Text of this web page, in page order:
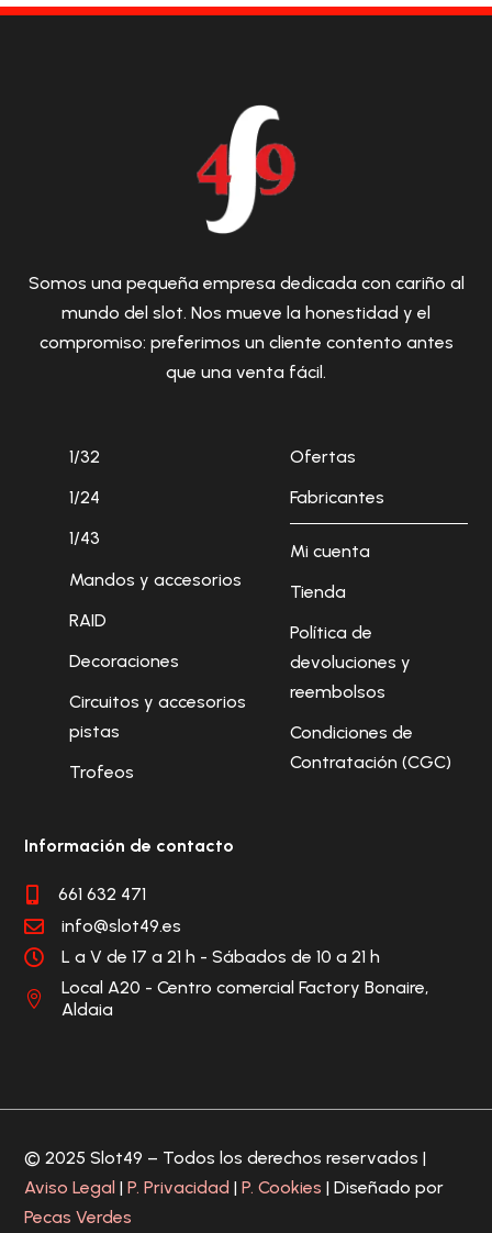
Somos una pequeña empresa dedicada con cariño al
mundo del slot. Nos mueve la honestidad y el
compromiso: preferimos un cliente contento antes
que una venta fácil.
1/32
1/24
1/43
Mandos y accesorios
RAID
Decoraciones
Circuitos y accesorios
pistas
Trofeos
Ofertas
Fabricantes
Mi cuenta
Tienda
Política de
devoluciones y
reembolsos
Condiciones de
Contratación (CGC)
Información de contacto
 661 632 471
 info@slot49.es
 L a V de 17 a 21 h - Sábados de 10 a 21 h

Local A20 - Centro comercial Factory Bonaire,
Aldaia
© 2025 Slot49 – Todos los derechos reservados |
Aviso Legal |P. Privacidad |P. Cookies | Diseñado por
Pecas Verdes